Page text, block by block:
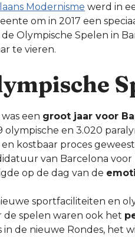
Modernisme werd in
om in 2017 een
Olympische Spelen in
te vieren.
was een groot jaar voor
olympische en 3.020
en kostbaar proces
van Barcelona
op de dag van de
sportfaciliteiten en
de spelen waren ook het
in de nieuwe Rondes, het